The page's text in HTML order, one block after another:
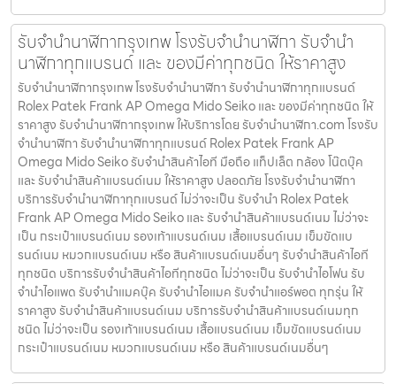
รับจำนำนาฬิกากรุงเทพ โรงรับจำนำนาฬิกา รับจำนำ
นาฬิกาทุกแบรนด์ และ ของมีค่าทุกชนิด ให้ราคาสูง
รับจำนำนาฬิกากรุงเทพ โรงรับจำนำนาฬิกา รับจำนำนาฬิกาทุกแบรนด์
Rolex Patek Frank AP Omega Mido Seiko และ ของมีค่าทุกชนิด ให้
ราคาสูง รับจำนำนาฬิกากรุงเทพ ให้บริการโดย รับจํานํานาฬิกา.com โรงรับ
จำนำนาฬิกา รับจำนำนาฬิกาทุกแบรนด์ Rolex Patek Frank AP
Omega Mido Seiko รับจำนำสินค้าไอที มือถือ แท็ปเล็ต กล้อง โน๊ตบุ๊ค
และ รับจำนำสินค้าแบรนด์เนม ให้ราคาสูง ปลอดภัย โรงรับจำนำนาฬิกา
บริการรับจำนำนาฬิกาทุกแบรนด์ ไม่ว่าจะเป็น รับจำนำ Rolex Patek
Frank AP Omega Mido Seiko และ รับจำนำสินค้าแบรนด์เนม ไม่ว่าจะ
เป็น กระเป๋าแบรนด์เนม รองเท้าแบรนด์เนม เสื้อแบรนด์เนม เข็มขัดแบ
รนด์เนม หมวกแบรนด์เนม หรือ สินค้าแบรนด์เนมอื่นๆ รับจำนำสินค้าไอที
ทุกชนิด บริการรับจำนำสินค้าไอทีทุกชนิด ไม่ว่าจะเป็น รับจำนำไอโฟน รับ
จำนำไอแพด รับจำนำแมคบุ๊ค รับจำนำไอแมค รับจำนำแอร์พอต ทุกรุ่น ให้
ราคาสูง รับจำนำสินค้าแบรนด์เนม บริการรับจำนำสินค้าแบรนด์เนมทุก
ชนิด ไม่ว่าจะเป็น รองเท้าแบรนด์เนม เสื้อแบรนด์เนม เข็มขัดแบรนด์เนม
กระเป๋าแบรนด์เนม หมวกแบรนด์เนม หรือ สินค้าแบรนด์เนมอื่นๆ